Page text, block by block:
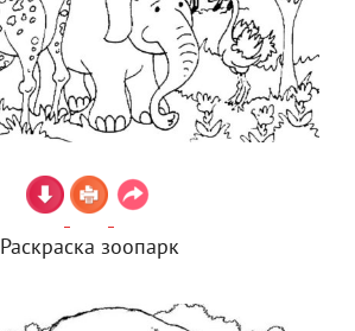
Раскраска зоопарк